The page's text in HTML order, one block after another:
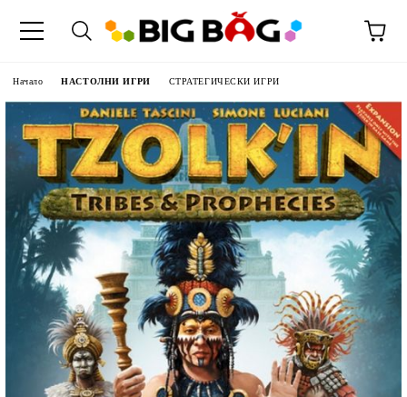
Начало НАСТОЛНИ ИГРИ СТРАТЕГИЧЕСКИ ИГРИ